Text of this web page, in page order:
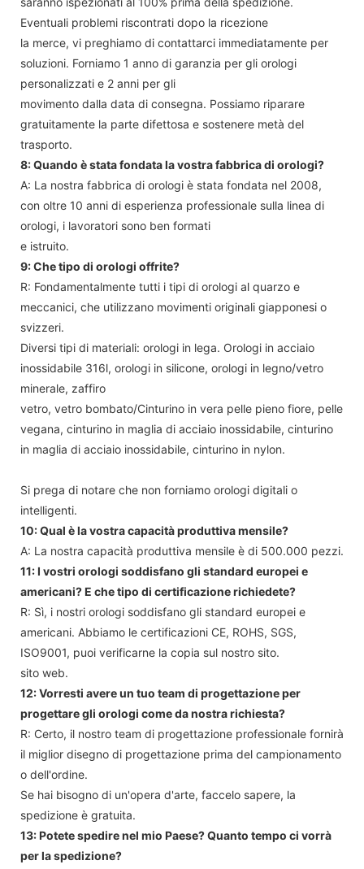
Eventuali problemi riscontrati dopo la ricezione
la merce, vi preghiamo di contattarci immediatamente per
soluzioni. Forniamo 1 anno di garanzia per gli orologi
personalizzati e 2 anni per gli
movimento dalla data di consegna. Possiamo riparare
gratuitamente la parte difettosa e sostenere metà del
trasporto.
8: Quando è stata fondata la vostra fabbrica di orologi?
A: La nostra fabbrica di orologi è stata fondata nel 2008,
con oltre 10 anni di esperienza professionale sulla linea di
orologi, i lavoratori sono ben formati
e istruito.
9: Che tipo di orologi offrite?
R: Fondamentalmente tutti i tipi di orologi al quarzo e
meccanici, che utilizzano movimenti originali giapponesi o
svizzeri.
Diversi tipi di materiali: orologi in lega. Orologi in acciaio
inossidabile 316l, orologi in silicone, orologi in legno/vetro
minerale, zaffiro
vetro, vetro bombato/Cinturino in vera pelle pieno fiore, pelle
vegana, cinturino in maglia di acciaio inossidabile, cinturino
in maglia di acciaio inossidabile, cinturino in nylon.
Si prega di notare che non forniamo orologi digitali o
intelligenti.
10: Qual è la vostra capacità produttiva mensile?
A: La nostra capacità produttiva mensile è di 500.000 pezzi.
11: I vostri orologi soddisfano gli standard europei e
americani? E che tipo di certificazione richiedete?
R: Sì, i nostri orologi soddisfano gli standard europei e
americani. Abbiamo le certificazioni CE, ROHS, SGS,
ISO9001, puoi verificarne la copia sul nostro sito.
sito web.
12: Vorresti avere un tuo team di progettazione per
progettare gli orologi come da nostra richiesta?
R: Certo, il nostro team di progettazione professionale fornirà
il miglior disegno di progettazione prima del campionamento
o dell'ordine.
Se hai bisogno di un'opera d'arte, faccelo sapere, la
spedizione è gratuita.
13: Potete spedire nel mio Paese? Quanto tempo ci vorrà
per la spedizione?